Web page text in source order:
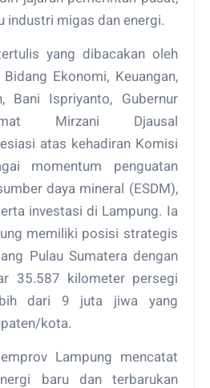
industri migas dan energi.
yang dibacakan oleh
Ekonomi, Keuangan,
Bani Ispriyanto, Gubernur
Mirzani Djausal
atas kehadiran Komisi
momentum penguatan
daya mineral (ESDM),
investasi di Lampung. Ia
memiliki posisi strategis
Pulau Sumatera dengan
35.587 kilometer persegi
dari 9 juta jiwa yang
kota.
Lampung mencatat
baru dan terbarukan